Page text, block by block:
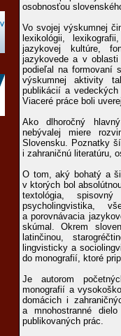
osobnosťou
Vo svojej výskumnej
lexikológii,
jazykovej kultúre,
jazykovede a v oblasti
podieľal na formovaní
výskumnej aktivity
publikácií a
Viaceré práce boli
Ako dlhoročný
nebývalej miere
Slovensku. Poznatky
i zahraničnú literatúru,
O tom, aký bohatý a
v ktorých bol
textológia,
psycholingvistika,
a porovnávacia
skúmal. Okrem
latinčinou,
lingvisticky a
do monografií, ktoré
Je autorom
monografií a
domácich i
a mnohostranné
publikovaných prác.